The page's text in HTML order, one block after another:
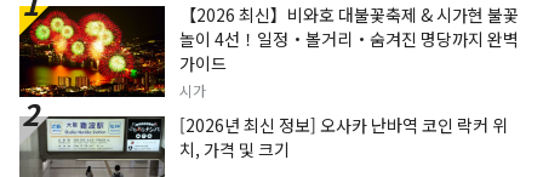
【2026 최신】비와호 대불꽃축제 & 시가현 불꽃
놀이 4선！일정・볼거리・숨겨진 명당까지 완벽
가이드
시가
[2026년 최신 정보] 오사카 난바역 코인 락커 위
치, 가격 및 크기